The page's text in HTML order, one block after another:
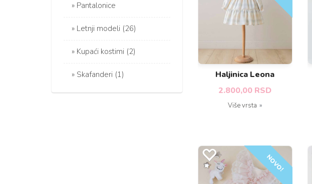
Pantalonice
Letnji modeli (26)
Kupaći kostimi (2)
Skafanderi (1)
Haljinica Leona
2.800,00 RSD
Više vrsta
NOVO!